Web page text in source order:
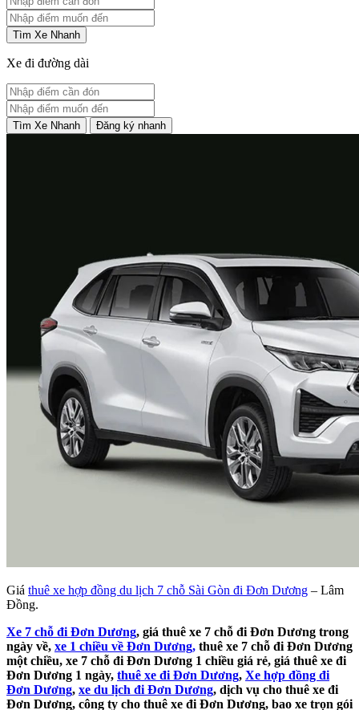
Tìm Xe Nhanh
Xe đi đường dài
Tìm Xe Nhanh Đăng ký nhanh
Giá thuê xe hợp đồng du lịch 7 chỗ Sài Gòn đi Đơn Dương – Lâm
Đồng.
Xe 7 chỗ đi Đơn Dương, giá thuê xe 7 chỗ đi Đơn Dương trong
ngày về, xe 1 chiều về Đơn Dương, thuê xe 7 chỗ đi Đơn Dương
một chiều, xe 7 chỗ đi Đơn Dương 1 chiều giá rẻ, giá thuê xe đi
Đơn Dương 1 ngày, thuê xe đi Đơn Dương, Xe hợp đồng đi
Đơn Dương, xe du lịch đi Đơn Dương, dịch vụ cho thuê xe đi
Đơn Dương, công ty cho thuê xe đi Đơn Dương, bao xe trọn gói